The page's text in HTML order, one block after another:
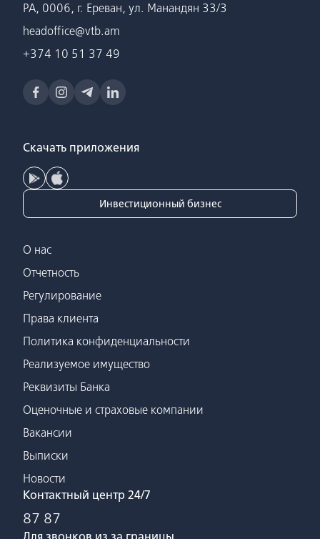
РА, 0006, г. Ереван, ул. Манандян 33/3
headoffice@vtb.am
+374 10 51 37 49
Скачать приложения
Инвестиционный бизнес
О нас
Отчетность
Регулирование
Права клиента
Политика конфиденциальности
Реализуемое имущество
Реквизиты Банка
Оценочные и страховые компании
Вакансии
Выписки
Новости
Контактный центр 24/7
87 87
Для звонков из за границы